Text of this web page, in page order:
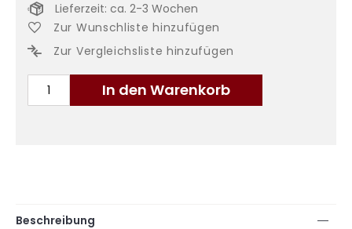
In den Warenkorb
Lieferzeit: ca. 2-3 Wochen
Zur Wunschliste hinzufügen
Zur Vergleichsliste hinzufügen
Beschreibung